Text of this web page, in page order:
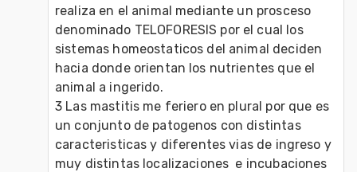
realiza en el animal mediante un prosceso
denominado TELOFORESIS por el cual los
sistemas homeostaticos del animal deciden
hacia donde orientan los nutrientes que el
animal a ingerido.
3 Las mastitis me feriero en plural por que es
un conjunto de patogenos con distintas
caracteristicas y diferentes vias de ingreso y
muy distintas localizaciones  e incubaciones